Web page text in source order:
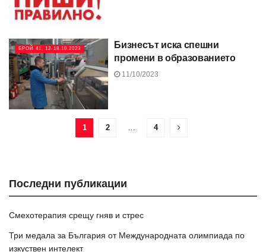
БРОЙ 41, 12-18.10.2023
Бизнесът иска спешни
промени в образованието
11/10/2023
1 2 … 4
Последни публикации
Смехотерапия срещу гняв и стрес
Три медала за България от Международната олимпиада по
изкуствен интелект